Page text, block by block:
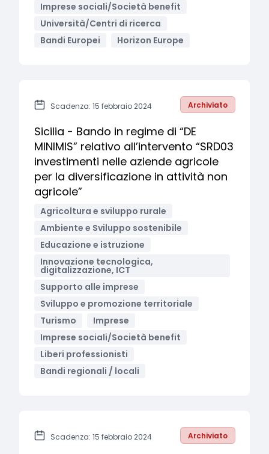
Imprese sociali/Società benefit
Università/Centri di ricerca
Bandi Europei
Horizon Europe
Scadenza: 15 febbraio 2024 Archiviato
Sicilia - Bando in regime di “DE
MINIMIS” relativo all’intervento “SRD03
investimenti nelle aziende agricole
per la diversificazione in attività non
agricole”
Agricoltura e sviluppo rurale
Ambiente e Sviluppo sostenibile
Educazione e istruzione
Innovazione tecnologica,
digitalizzazione, ICT
Supporto alle imprese
Sviluppo e promozione territoriale
Turismo
Imprese
Imprese sociali/Società benefit
Liberi professionisti
Bandi regionali / locali
Scadenza: 15 febbraio 2024 Archiviato